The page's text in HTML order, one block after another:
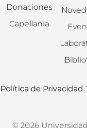
Donaciones
Capellania
Política de Privacidad
© 2026 Universidad